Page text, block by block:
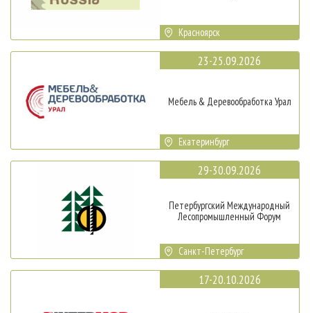
Красноярск
23-25.09.2026
Мебель & Деревообработка Урал
Екатеринбург
29-30.09.2026
Петербургский Международный
Лесопромышленный Форум
Санкт-Петербург
17-20.10.2026